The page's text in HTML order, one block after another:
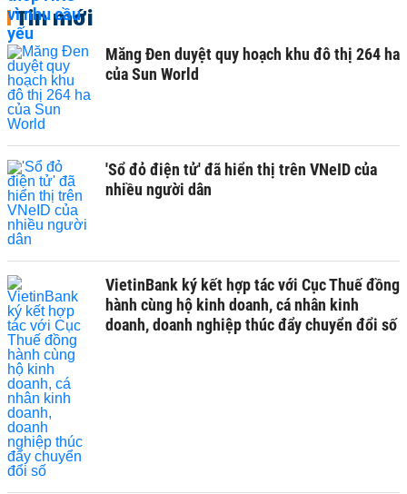
Tin mới
Măng Đen duyệt quy hoạch khu đô thị 264 ha
của Sun World
'Sổ đỏ điện tử' đã hiển thị trên VNeID của
nhiều người dân
VietinBank ký kết hợp tác với Cục Thuế đồng
hành cùng hộ kinh doanh, cá nhân kinh
doanh, doanh nghiệp thúc đẩy chuyển đổi số